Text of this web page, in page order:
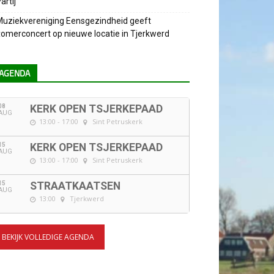
Eensgezindheid geeft
op nieuwe locatie in Tjerkwerd
KERK OPEN TSJERKEPAAD
13:00 - 17:00 Sint Petruskerk
KERK OPEN TSJERKEPAAD
13:00 - 17:00 Sint Petruskerk
STRAATKAATSEN
13:00 Tjerkwerd
BEKIJK VOLLEDIGE AGENDA